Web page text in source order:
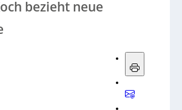
bezieht neue